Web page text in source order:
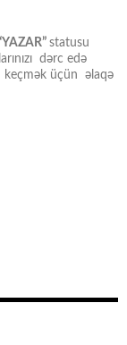
statusu
dərc edə
keçmək üçün əlaqə